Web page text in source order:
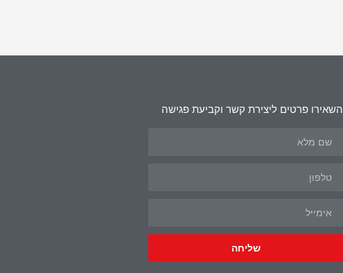
השאירו פרטים ליצירת קשר וקביעת פגישה
שליחה